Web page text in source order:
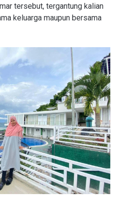
tersebut, tergantung kalian
keluarga maupun bersama